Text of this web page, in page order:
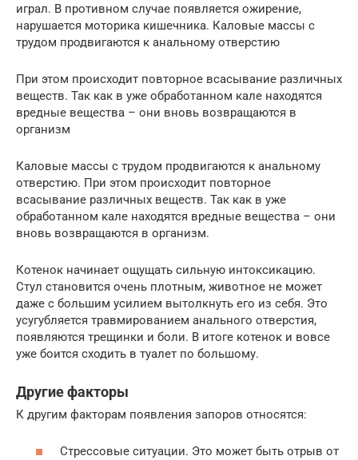
играл. В противном случае появляется ожирение,
нарушается моторика кишечника. Каловые массы с
трудом продвигаются к анальному отверстию
При этом происходит повторное всасывание различных
веществ. Так как в уже обработанном кале находятся
вредные вещества – они вновь возвращаются в
организм
Каловые массы с трудом продвигаются к анальному
отверстию. При этом происходит повторное
всасывание различных веществ. Так как в уже
обработанном кале находятся вредные вещества – они
вновь возвращаются в организм.
Котенок начинает ощущать сильную интоксикацию.
Стул становится очень плотным, животное не может
даже с большим усилием вытолкнуть его из себя. Это
усугубляется травмированием анального отверстия,
появляются трещинки и боли. В итоге котенок и вовсе
уже боится сходить в туалет по большому.
Другие факторы
К другим факторам появления запоров относятся:
Стрессовые ситуации. Это может быть отрыв от